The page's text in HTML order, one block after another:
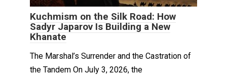
Kuchmism on the Silk Road: How
Sadyr Japarov Is Building a New
Khanate
The Marshal’s Surrender and the Castration of
the Tandem On July 3, 2026, the